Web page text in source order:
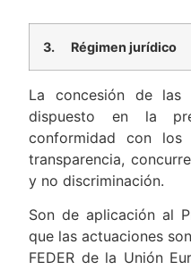
3. Régimen jurídico
La concesión de
dispuesto en la
conformidad con los
transparencia,
y no discriminación.
Son de aplicación al
que las actuaciones
FEDER de la Unión